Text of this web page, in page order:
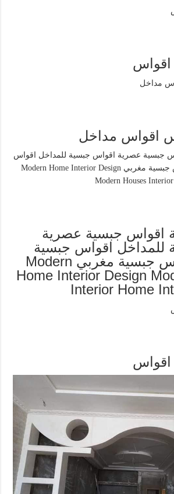
اقواس مداخل
اقواس جبسية عصرية
للمداخل اقواس جبسية
للصالات اقواس جبسية مغربي Modern
Home Interior Design
Interior Home